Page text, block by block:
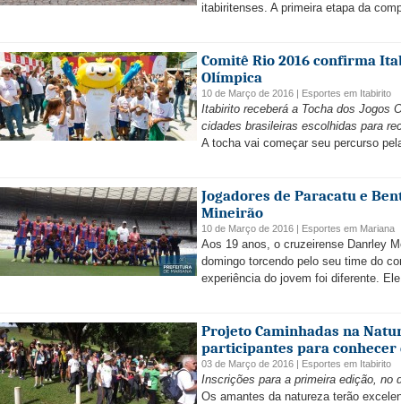
itabiritenses. A primeira etapa da
Comitê Rio 2016 confirma
Olímpica
10 de Março de 2016 | Esportes em Itabirito
Itabirito receberá a Tocha dos Jogos
cidades brasileiras escolhidas para
A tocha vai começar seu percurso
Jogadores de Paracatu e
Mineirão
10 de Março de 2016 | Esportes em Mariana
Aos 19 anos, o cruzeirense Danrley
domingo torcendo pelo seu time do
experiência do jovem foi diferente.
Projeto Caminhadas na
participantes para conhecer
03 de Março de 2016 | Esportes em Itabirito
Inscrições para a primeira edição, no
Os amantes da natureza terão